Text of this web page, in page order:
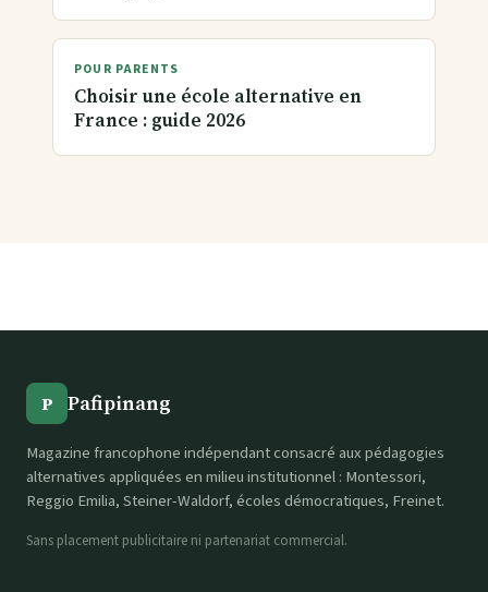
POUR PARENTS
Choisir une école alternative en
France : guide 2026
P Pafipinang
Magazine francophone indépendant consacré aux pédagogies
alternatives appliquées en milieu institutionnel : Montessori,
Reggio Emilia, Steiner-Waldorf, écoles démocratiques, Freinet.
Sans placement publicitaire ni partenariat commercial.